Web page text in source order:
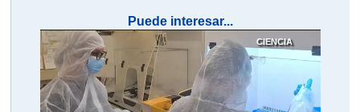
Puede interesar...
CIENCIA